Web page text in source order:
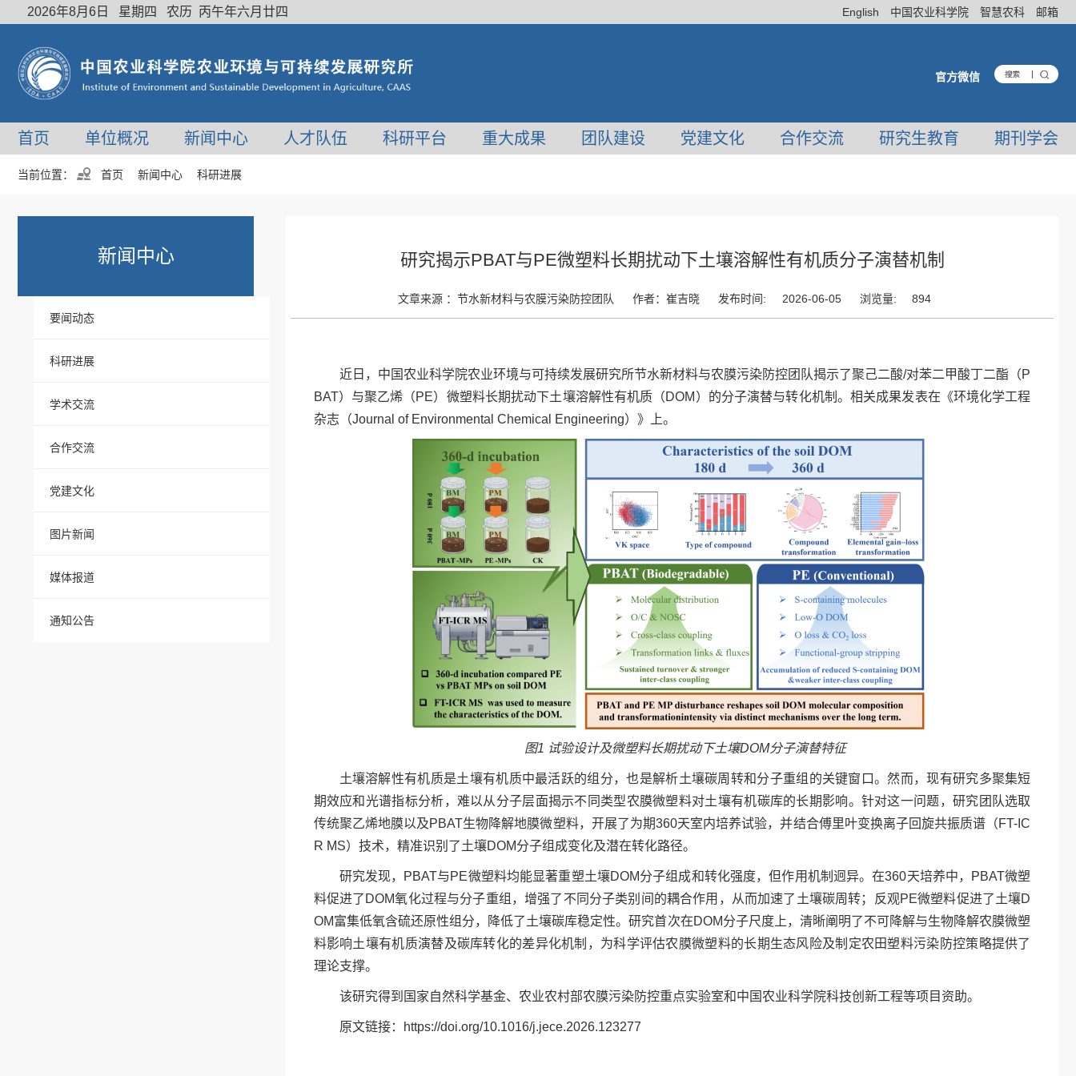
2026年8月6日 星期四 农历 丙午年六月廿四 English 中国农业科学院 智慧农科 邮箱
官方微信
首页 单位概况 新闻中心 人才队伍 科研平台 重大成果 团队建设 党建文化 合作交流 研究生教育 期刊学会
当前位置： 首页 新闻中心 科研进展
新闻中心
要闻动态
科研进展
学术交流
合作交流
党建文化
图片新闻
媒体报道
通知公告
研究揭示PBAT与PE微塑料长期扰动下土壤溶解性有机质分子演替机制
文章来源 ：节水新材料与农膜污染防控团队 作者：崔吉晓 发布时间: 2026-06-05 浏览量: 894
近日，中国农业科学院农业环境与可持续发展研究所节水新材料与农膜污染防控团队揭示了聚己二酸/对苯二甲酸丁二酯（P
BAT）与聚乙烯（PE）微塑料长期扰动下土壤溶解性有机质（DOM）的分子演替与转化机制。相关成果发表在《环境化学工程
杂志（Journal of Environmental Chemical Engineering）》上。
图1 试验设计及微塑料长期扰动下土壤DOM分子演替特征
土壤溶解性有机质是土壤有机质中最活跃的组分，也是解析土壤碳周转和分子重组的关键窗口。然而，现有研究多聚集短
期效应和光谱指标分析，难以从分子层面揭示不同类型农膜微塑料对土壤有机碳库的长期影响。针对这一问题，研究团队选取
传统聚乙烯地膜以及PBAT生物降解地膜微塑料，开展了为期360天室内培养试验，并结合傅里叶变换离子回旋共振质谱（FT-IC
R MS）技术，精准识别了土壤DOM分子组成变化及潜在转化路径。
研究发现，PBAT与PE微塑料均能显著重塑土壤DOM分子组成和转化强度，但作用机制迥异。在360天培养中，PBAT微塑
料促进了DOM氧化过程与分子重组，增强了不同分子类别间的耦合作用，从而加速了土壤碳周转；反观PE微塑料促进了土壤D
OM富集低氧含硫还原性组分，降低了土壤碳库稳定性。研究首次在DOM分子尺度上，清晰阐明了不可降解与生物降解农膜微塑
料影响土壤有机质演替及碳库转化的差异化机制，为科学评估农膜微塑料的长期生态风险及制定农田塑料污染防控策略提供了
理论支撑。
该研究得到国家自然科学基金、农业农村部农膜污染防控重点实验室和中国农业科学院科技创新工程等项目资助。
原文链接：https://doi.org/10.1016/j.jece.2026.123277